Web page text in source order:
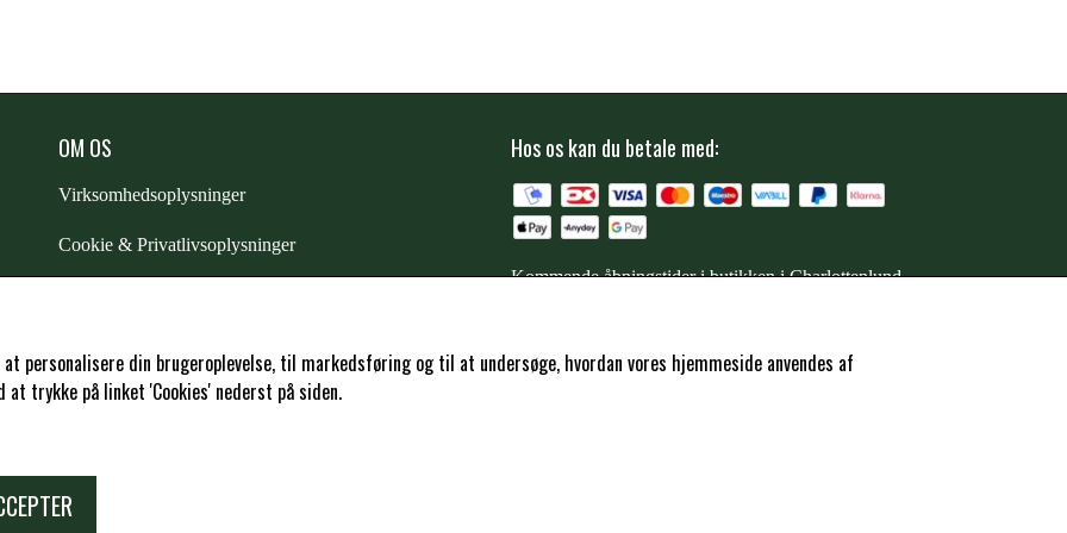
OM OS
Virksomhedsoplysninger
Cookie & Privatlivsoplysninger
Samarbejde -affiliates
Hos os kan du betale med:
Kommende åbningstider i butikken i Charlottenlund
personalisere din brugeroplevelse, til markedsføring og til at undersøge, hvordan vores hjemmeside anvendes af
trykke på linket 'Cookies' nederst på siden.